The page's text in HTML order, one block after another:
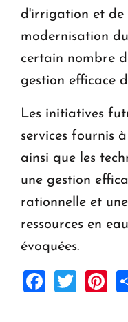
d'irrigation et de
modernisation
certain nombre
gestion efficace
Les initiatives
services fournis
ainsi que les
une gestion
rationnelle et
ressources en
évoquées.